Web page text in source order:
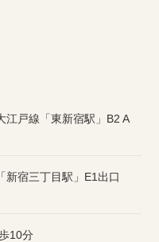
江戸線「東新宿駅」B2 A
新宿三丁目駅」E1出口
10分